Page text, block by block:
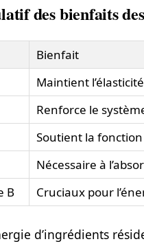
des bienfaits
Bienfait
Maintient
Renforce le
Soutient la
Nécessaire à
B
Cruciaux pour
d’ingrédients